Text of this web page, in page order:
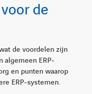
voor de
de voordelen zijn
algemeen ERP-
en punten waarop
ERP-systemen.